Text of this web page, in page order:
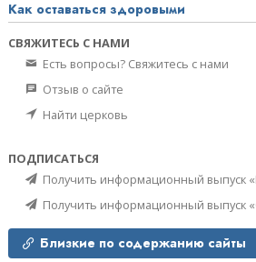
Как оставаться здоровыми
СВЯЖИТЕСЬ С НАМИ
Есть вопросы? Свяжитесь с нами
Отзыв о сайте
Найти церковь
ПОДПИСАТЬСЯ
Получить информационный выпуск
Получить информационный выпуск
Близкие по содержанию сайты